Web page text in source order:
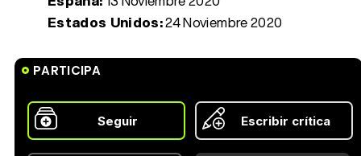
Estados Unidos:24 Noviembre 2020
PARTICIPA
Seguir Escribir crítica